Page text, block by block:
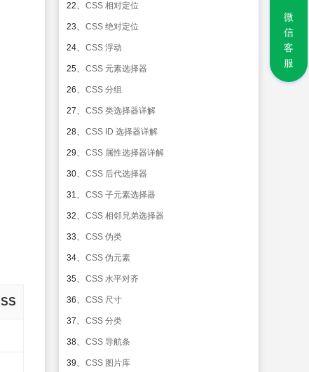
22、 CSS 相对定位
23、 CSS 绝对定位
24、 CSS 浮动
25、 CSS 元素选择器
26、 CSS 分组
27、 CSS 类选择器详解
28、 CSS ID 选择器详解
29、 CSS 属性选择器详解
30、 CSS 后代选择器
31、 CSS 子元素选择器
32、 CSS 相邻兄弟选择器
33、 CSS 伪类
34、 CSS 伪元素
35、 CSS 水平对齐
36、 CSS 尺寸
37、 CSS 分类
38、 CSS 导航条
39、 CSS 图片库
微
信
客
服